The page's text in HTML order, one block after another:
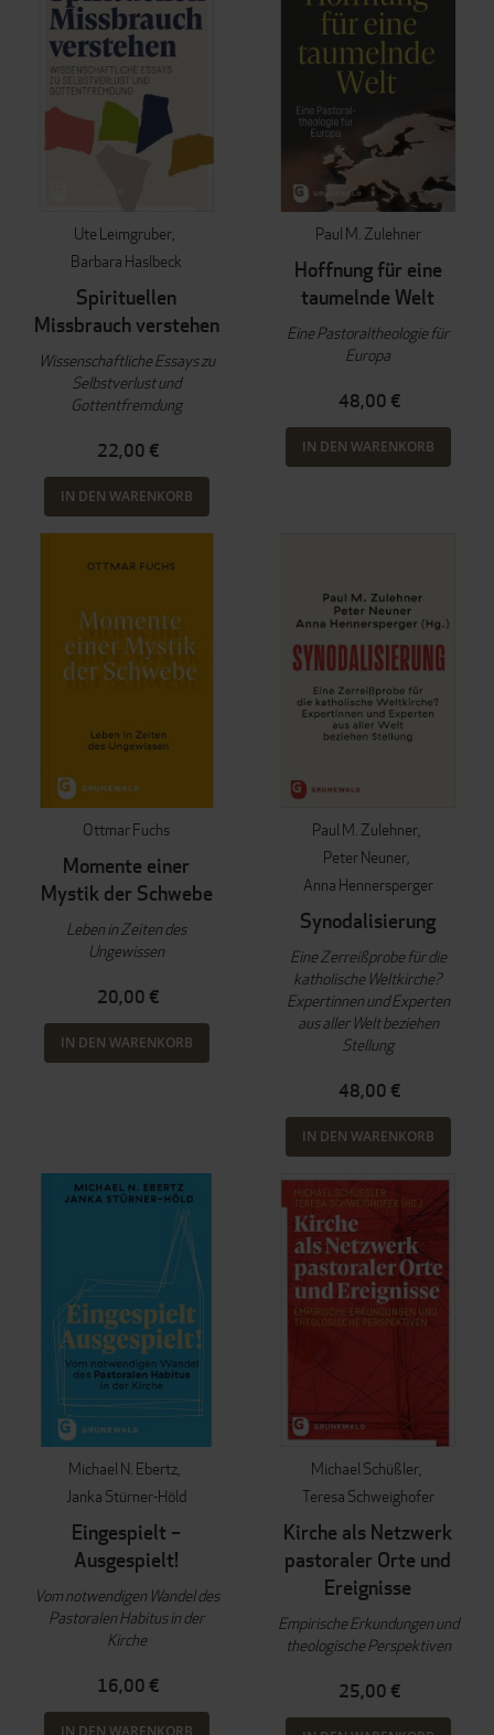
Ute Leimgruber
Barbara Haslbeck
Spirituellen
Missbrauch verstehen
Wissenschaftliche Essays zu
Selbstverlust und
Gottentfremdung
22,00 €
IN DEN WARENKORB
Paul M. Zulehner
Hoffnung für eine
taumelnde Welt
Eine Pastoraltheologie für
Europa
48,00 €
IN DEN WARENKORB
Ottmar Fuchs
Momente einer
Mystik der Schwebe
Leben in Zeiten des
Ungewissen
20,00 €
IN DEN WARENKORB
Paul M. Zulehner
Peter Neuner
Anna Hennersperger
Synodalisierung
Eine Zerreißprobe für die
katholische Weltkirche?
Expertinnen und Experten
aus aller Welt beziehen
Stellung
48,00 €
IN DEN WARENKORB
Michael N. Ebertz
Janka Stürner-Höld
Eingespielt –
Ausgespielt!
Vom notwendigen Wandel des
Pastoralen Habitus in der
Kirche
16,00 €
Michael Schüßler
Teresa Schweighofer
Kirche als Netzwerk
pastoraler Orte und
Ereignisse
Empirische Erkundungen und
theologische Perspektiven
25,00 €